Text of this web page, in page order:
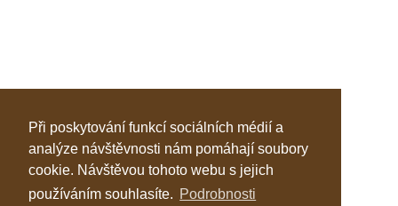
Při poskytování funkcí sociálních médií a
analýze návštěvnosti nám pomáhají soubory
cookie. Návštěvou tohoto webu s jejich
používáním souhlasíte. Podrobnosti